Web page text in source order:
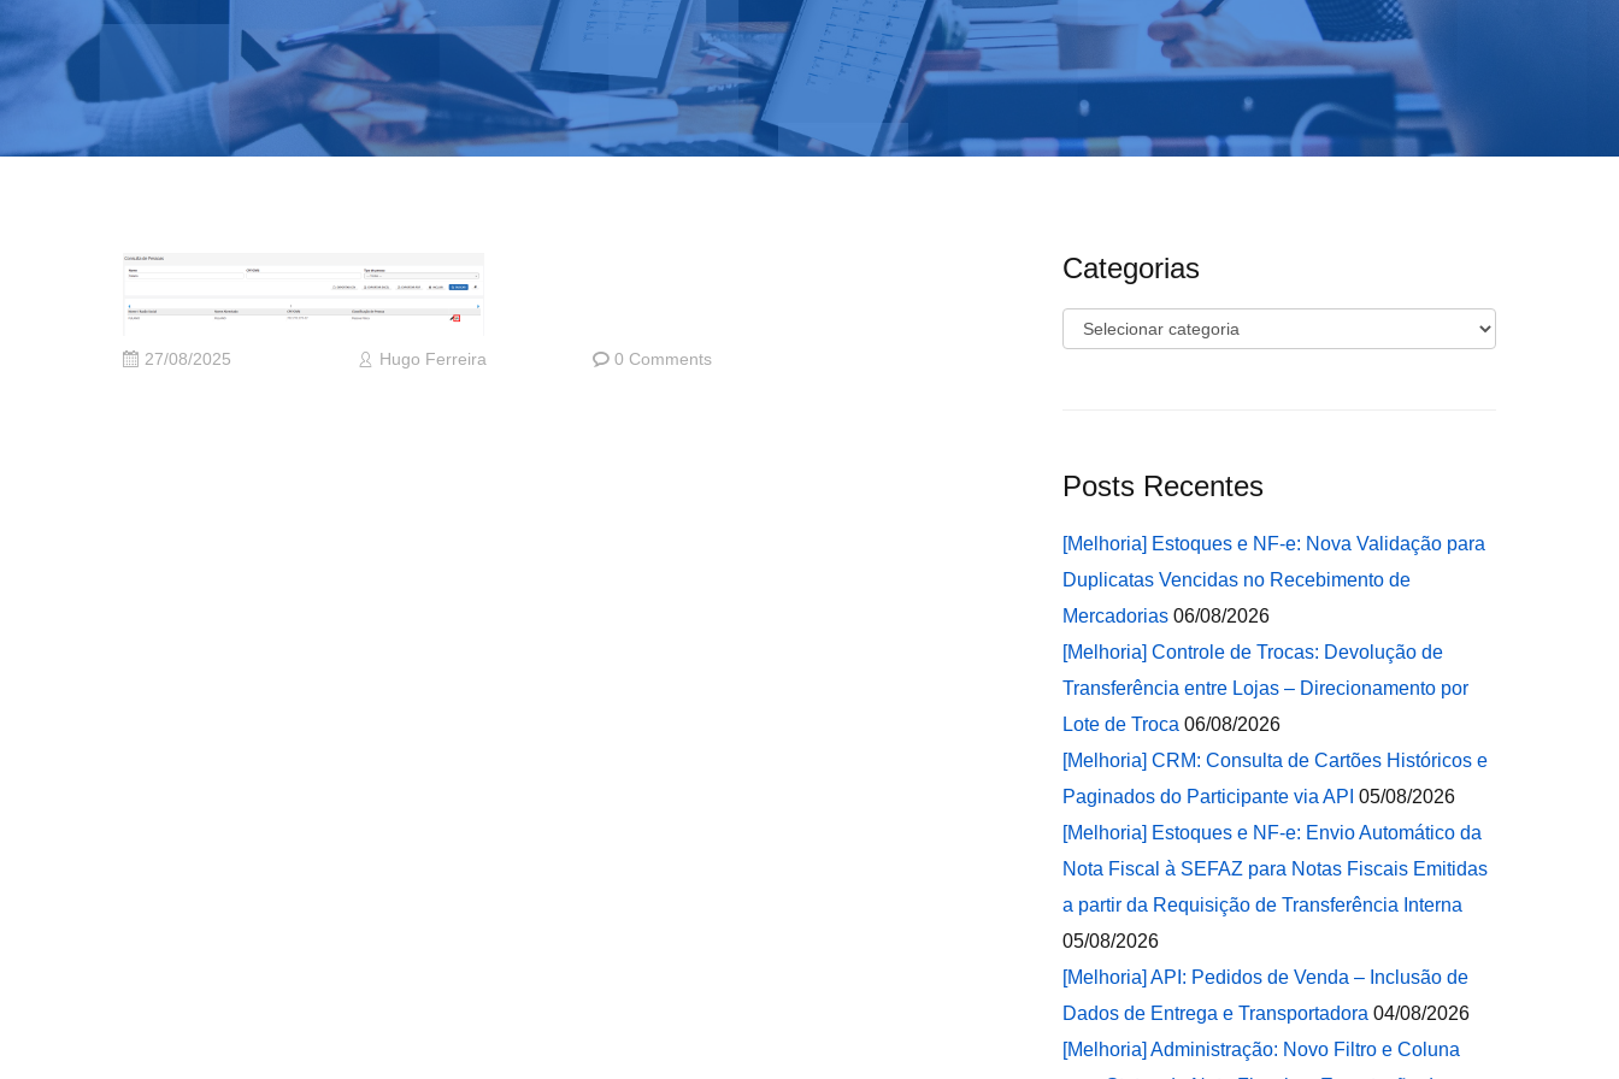
27/08/2025 Hugo Ferreira 0 Comments
Categorias
Categorias
Posts Recentes
[Melhoria] Estoques e NF-e: Nova Validação para
Duplicatas Vencidas no Recebimento de
Mercadorias 06/08/2026
[Melhoria] Controle de Trocas: Devolução de
Transferência entre Lojas – Direcionamento por
Lote de Troca 06/08/2026
[Melhoria] CRM: Consulta de Cartões Históricos e
Paginados do Participante via API 05/08/2026
[Melhoria] Estoques e NF-e: Envio Automático da
Nota Fiscal à SEFAZ para Notas Fiscais Emitidas
a partir da Requisição de Transferência Interna
05/08/2026
[Melhoria] API: Pedidos de Venda – Inclusão de
Dados de Entrega e Transportadora 04/08/2026
[Melhoria] Administração: Novo Filtro e Coluna